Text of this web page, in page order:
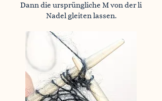
Dann die ursprüngliche M von der li
Nadel gleiten lassen.